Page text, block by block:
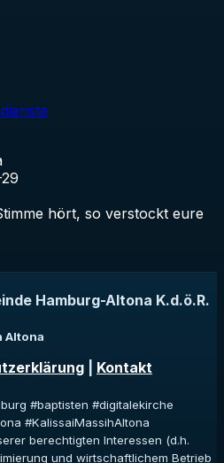
hört, so verstockt eure
Hamburg-Altona K.d.ö.R.
Altona
Kontakt
#baptisten #digitalekirche
#KalissaiMassihAltona
berechtigten Interessen (d.h.
und wirtschaftlichem Betrieb